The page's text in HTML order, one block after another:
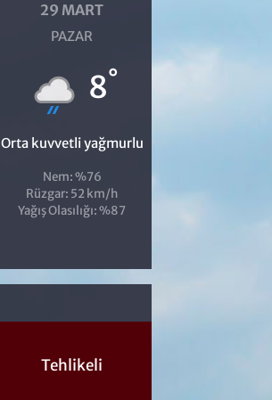
29 MART
PAZAR
8°
Orta kuvvetli yağmurlu
Nem: %76
Rüzgar: 52 km/h
Yağış Olasılığı: %87
Tehlikeli